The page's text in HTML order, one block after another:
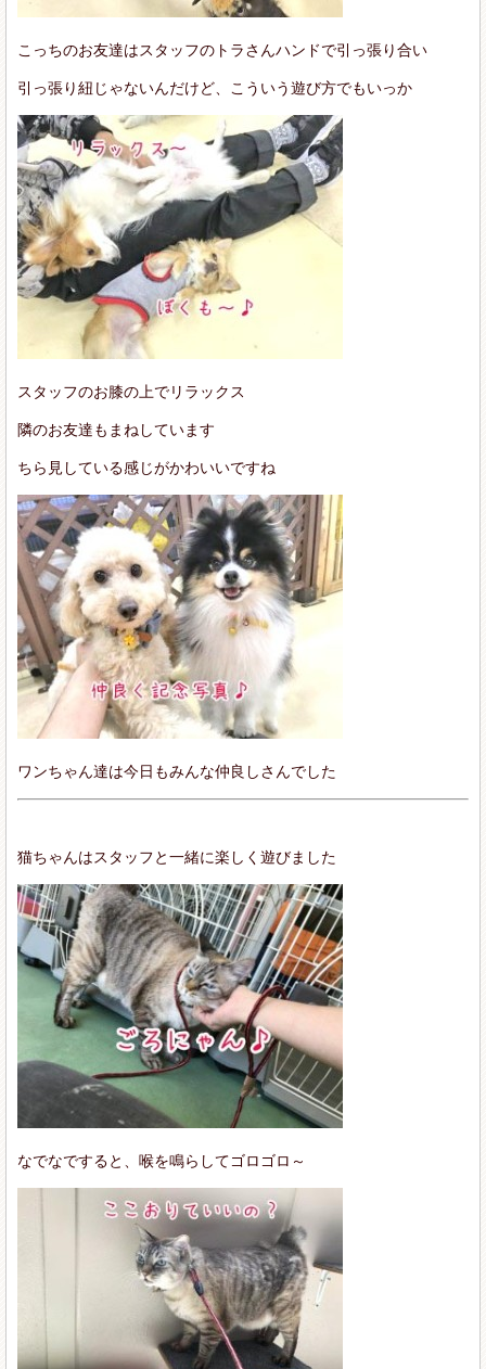
こっちのお友達はスタッフのトラさんハンドで引っ張り合い
引っ張り紐じゃないんだけど、こういう遊び方でもいっか
スタッフのお膝の上でリラックス
隣のお友達もまねしています
ちら見している感じがかわいいですね
ワンちゃん達は今日もみんな仲良しさんでした
猫ちゃんはスタッフと一緒に楽しく遊びました
なでなですると、喉を鳴らしてゴロゴロ～